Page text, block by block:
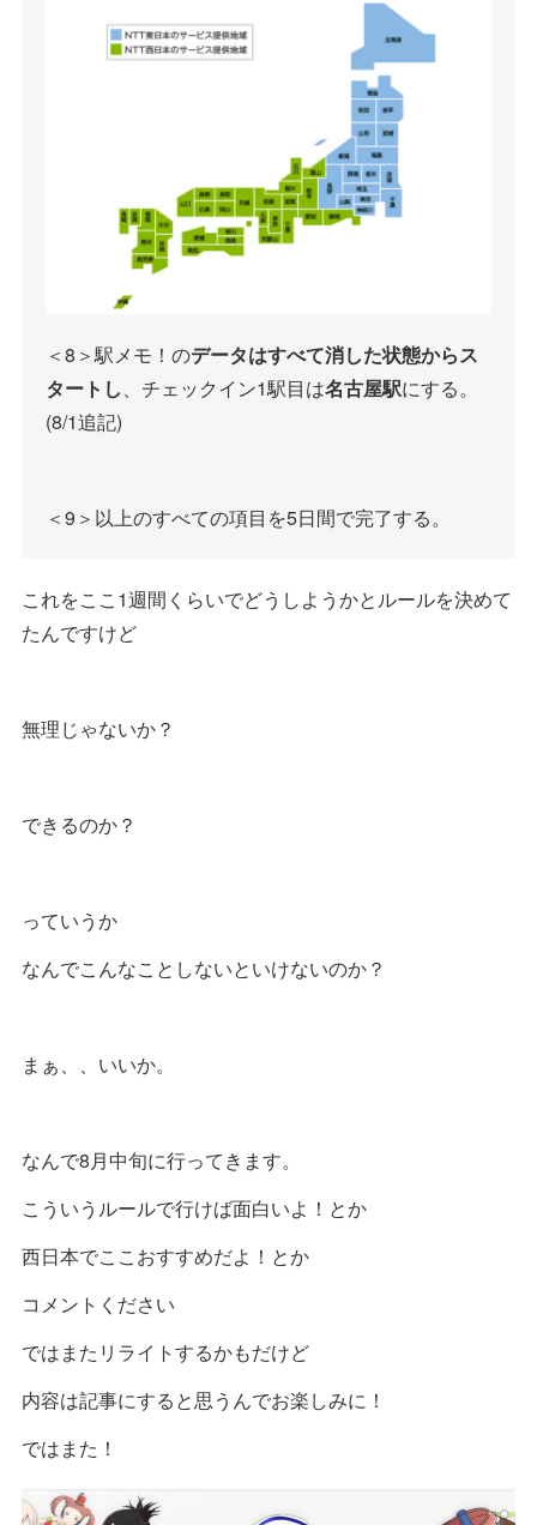
＜8＞駅メモ！のデータはすべて消した状態からス
タートし、チェックイン1駅目は名古屋駅にする。
(8/1追記)
＜9＞以上のすべての項目を5日間で完了する。
これをここ1週間くらいでどうしようかとルールを決めて
たんですけど
無理じゃないか？
できるのか？
っていうか
なんでこんなことしないといけないのか？
まぁ、、いいか。
なんで8月中旬に行ってきます。
こういうルールで行けば面白いよ！とか
西日本でここおすすめだよ！とか
コメントください
ではまたリライトするかもだけど
内容は記事にすると思うんでお楽しみに！
ではまた！